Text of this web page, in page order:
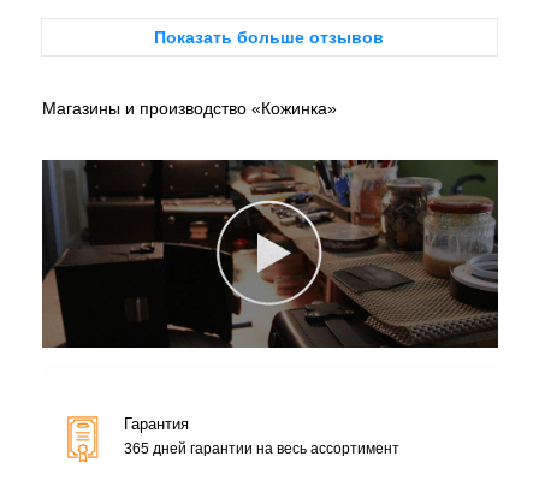
Показать больше отзывов
Магазины и производство «Кожинка»
Гарантия
365 дней гарантии на весь ассортимент